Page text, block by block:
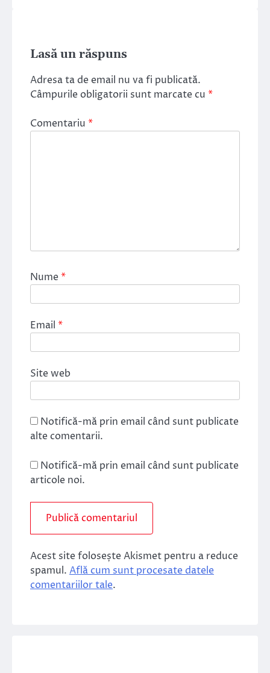
Lasă un răspuns
Adresa ta de email nu va fi publicată.
Câmpurile obligatorii sunt marcate cu *
Comentariu *
Nume*
Email *
Site web
Notifică-mă prin email când sunt publicate
alte comentarii.
Notifică-mă prin email când sunt publicate
articole noi.
Acest site folosește Akismet pentru a reduce
spamul. Află cum sunt procesate datele
comentariilor tale.